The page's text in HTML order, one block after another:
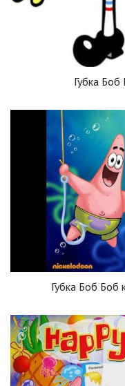
Губка
Губка Боб Боб